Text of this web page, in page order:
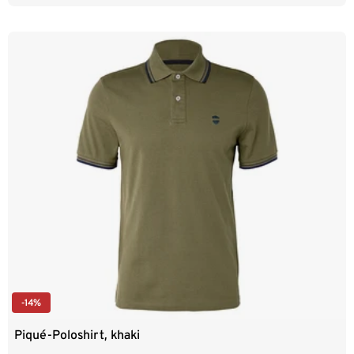
-14%
Piqué-Poloshirt, khaki